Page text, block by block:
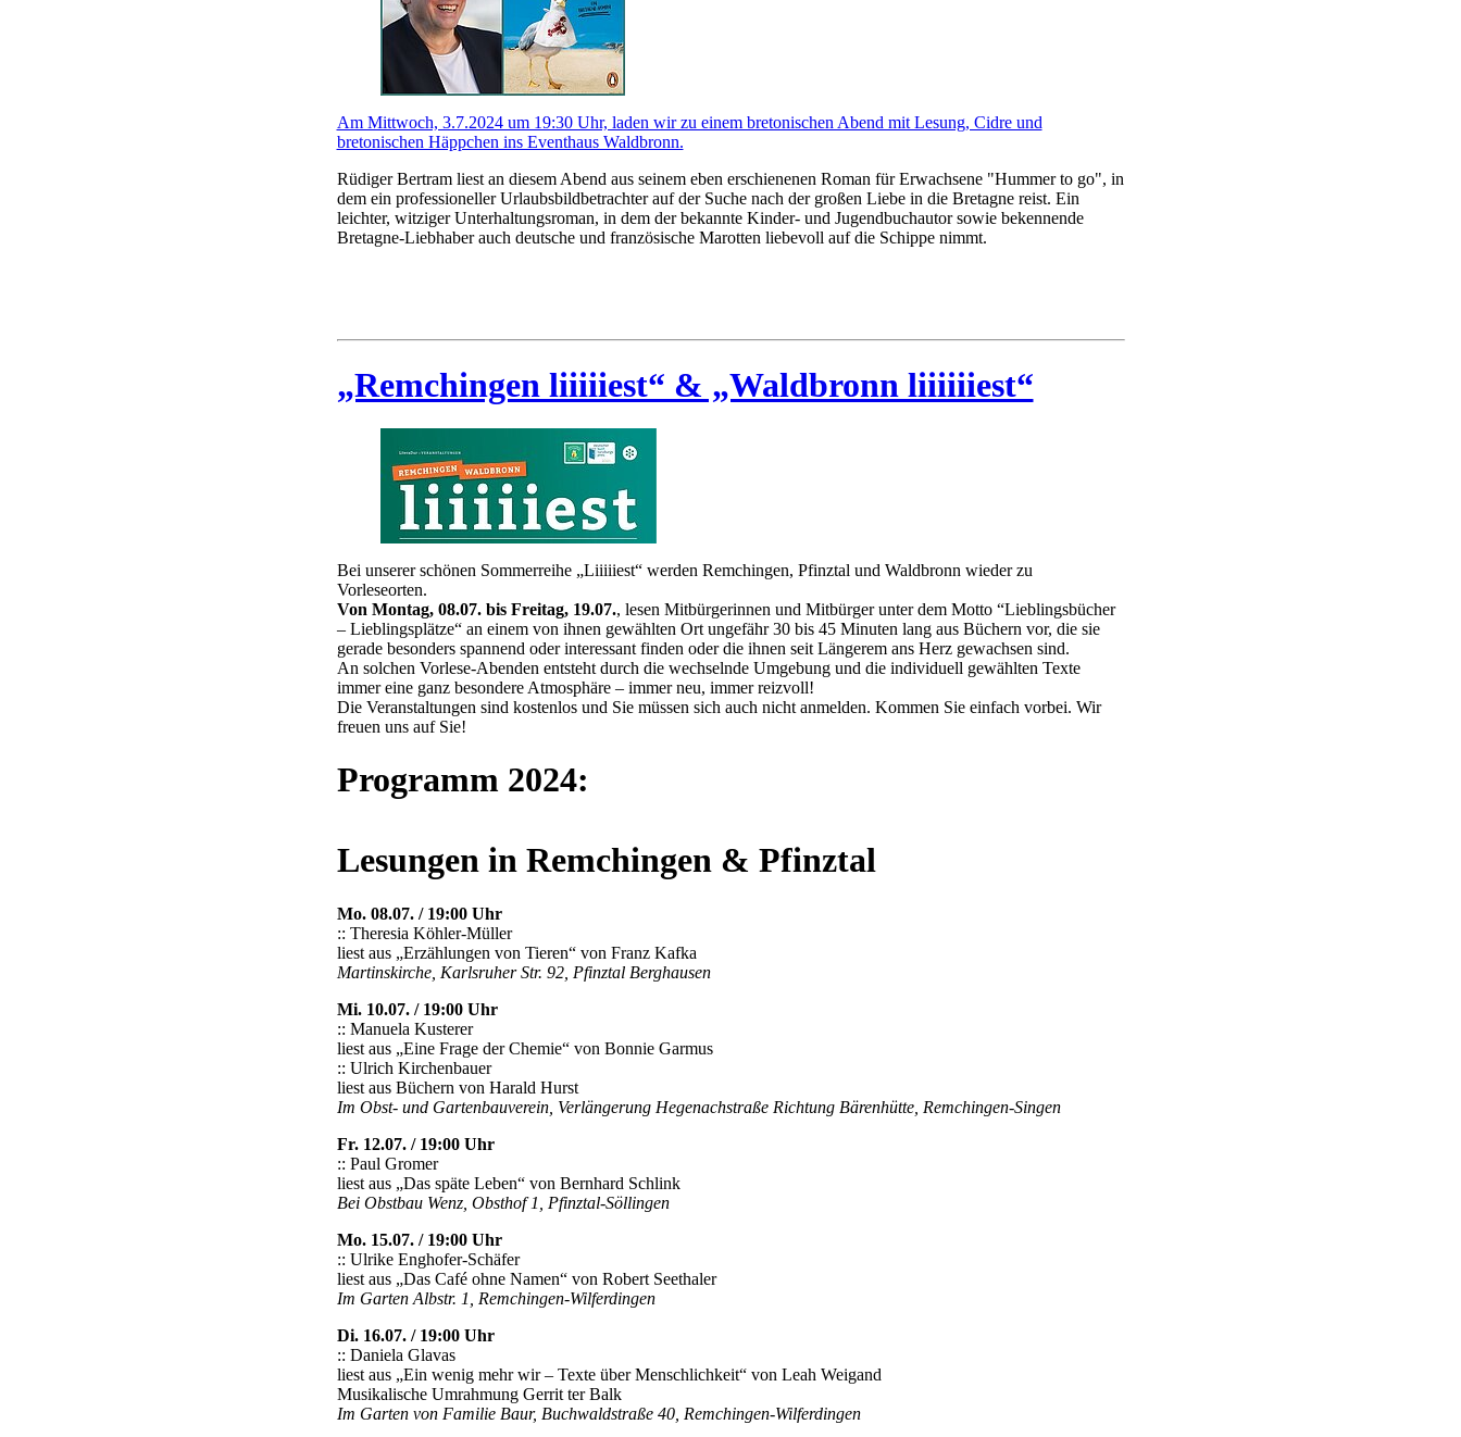
Am Mittwoch, 3.7.2024 um 19:30 Uhr, laden wir zu einem bretonischen Abend mit Lesung, Cidre und
bretonischen Häppchen ins Eventhaus Waldbronn.
Rüdiger Bertram liest an diesem Abend aus seinem eben erschienenen Roman für Erwachsene "Hummer to go", in
dem ein professioneller Urlaubsbildbetrachter auf der Suche nach der großen Liebe in die Bretagne reist. Ein
leichter, witziger Unterhaltungsroman, in dem der bekannte Kinder- und Jugendbuchautor sowie bekennende
Bretagne-Liebhaber auch deutsche und französische Marotten liebevoll auf die Schippe nimmt.
„Remchingen liiiiiest“ & „Waldbronn liiiiiiest“
Bei unserer schönen Sommerreihe „Liiiiiest“ werden Remchingen, Pfinztal und Waldbronn wieder zu
Vorleseorten.
Von Montag, 08.07. bis Freitag, 19.07., lesen Mitbürgerinnen und Mitbürger unter dem Motto “Lieblingsbücher
– Lieblingsplätze“ an einem von ihnen gewählten Ort ungefähr 30 bis 45 Minuten lang aus Büchern vor, die sie
gerade besonders spannend oder interessant finden oder die ihnen seit Längerem ans Herz gewachsen sind.
An solchen Vorlese-Abenden entsteht durch die wechselnde Umgebung und die individuell gewählten Texte
immer eine ganz besondere Atmosphäre – immer neu, immer reizvoll!
Die Veranstaltungen sind kostenlos und Sie müssen sich auch nicht anmelden. Kommen Sie einfach vorbei. Wir
freuen uns auf Sie!
Programm 2024:
Lesungen in Remchingen & Pfinztal
Mo. 08.07. / 19:00 Uhr
:: Theresia Köhler-Müller
liest aus „Erzählungen von Tieren“ von Franz Kafka
Martinskirche, Karlsruher Str. 92, Pfinztal Berghausen
Mi. 10.07. / 19:00 Uhr
:: Manuela Kusterer
liest aus „Eine Frage der Chemie“ von Bonnie Garmus
:: Ulrich Kirchenbauer
liest aus Büchern von Harald Hurst
Im Obst- und Gartenbauverein, Verlängerung Hegenachstraße Richtung Bärenhütte, Remchingen-Singen
Fr. 12.07. / 19:00 Uhr
:: Paul Gromer
liest aus „Das späte Leben“ von Bernhard Schlink
Bei Obstbau Wenz, Obsthof 1, Pfinztal-Söllingen
Mo. 15.07. / 19:00 Uhr
:: Ulrike Enghofer-Schäfer
liest aus „Das Café ohne Namen“ von Robert Seethaler
Im Garten Albstr. 1, Remchingen-Wilferdingen
Di. 16.07. / 19:00 Uhr
:: Daniela Glavas
liest aus „Ein wenig mehr wir – Texte über Menschlichkeit“ von Leah Weigand
Musikalische Umrahmung Gerrit ter Balk
Im Garten von Familie Baur, Buchwaldstraße 40, Remchingen-Wilferdingen